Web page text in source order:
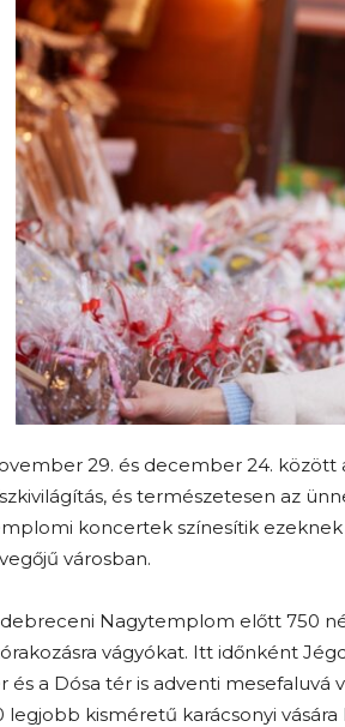
29. és december 24. között
és természetesen az
koncertek színesítik
városban.
Nagytemplom előtt 750
vágyókat. Itt időnként
és a Dósa tér is adventi
legjobb kisméretű karácsonyi